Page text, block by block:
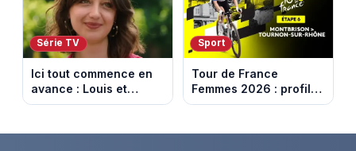
Série TV
Ici tout commence en
avance : Louis et
Jasmine enfin en
août 2026 (spoiler)
Sport
Tour de France
Femmes 2026 : profil
et horaires de la 6e
Montbrison et